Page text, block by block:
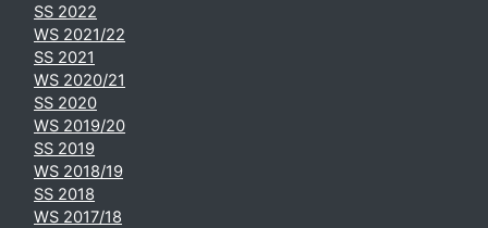
SS 2022
WS 2021/22
SS 2021
WS 2020/21
SS 2020
WS 2019/20
SS 2019
WS 2018/19
SS 2018
WS 2017/18